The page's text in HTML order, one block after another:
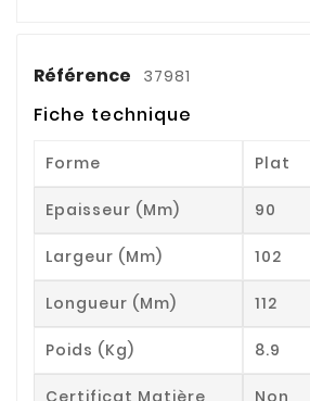
Référence 37981
Fiche technique
Forme Plat
Epaisseur (mm) 90
Largeur (mm) 102
Longueur (mm) 112
Poids (kg) 8.9
Certificat Matière
Non